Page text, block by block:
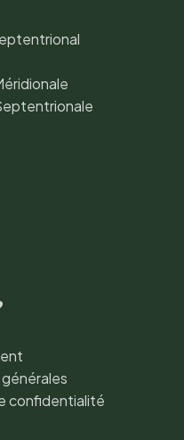
confidentialité